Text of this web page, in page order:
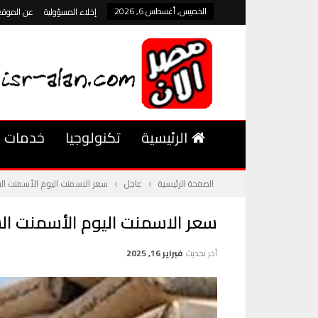
الخميس, أغسطس 6, 2026 إخلاء المسؤولية عن
الرئيسية تكنولوجيا خدمات
الصفحة الرئيسية عاجل سعر الاسمنت اليوم الأسمنت
سعر الاسمنت اليوم الأسمنت
آخر تحديث فبراير 16, 2025